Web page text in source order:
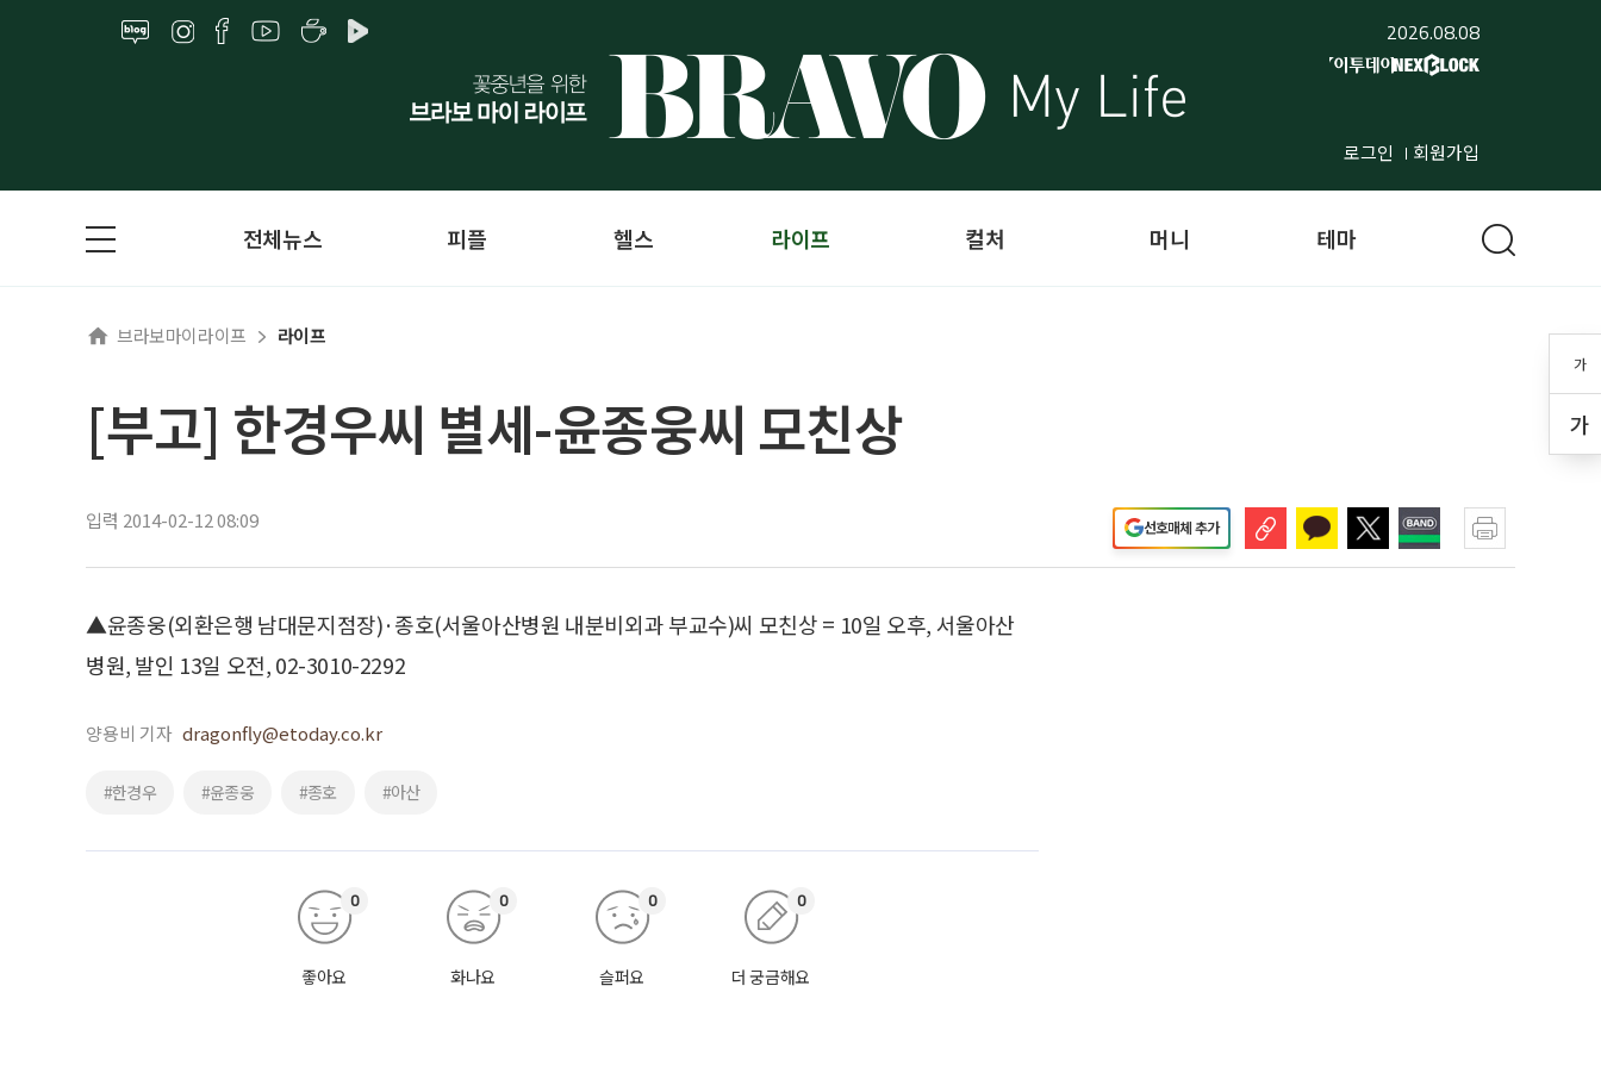
2026.08.08
로그인 회원가입
가
가
전체뉴스 피플 헬스 라이프 컬처 머니 테마
브라보마이라이프 라이프
[부고] 한경우씨 별세-윤종웅씨 모친상
입력 2014-02-12 08:09 선호매체 추가
▲윤종웅(외환은행 남대문지점장)·종호(서울아산병원 내분비외과 부교수)씨 모친상 = 10일 오후, 서울아산
병원, 발인 13일 오전, 02-3010-2292
양용비 기자 dragonfly@etoday.co.kr
#한경우 #윤종웅 #종호 #아산
좋아요
0
화나요
0
슬퍼요
0
더 궁금해요
0